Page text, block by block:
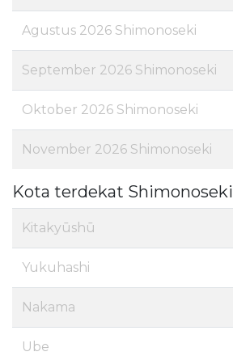
Agustus 2026 Shimonoseki
September 2026 Shimonoseki
Oktober 2026 Shimonoseki
November 2026 Shimonoseki
Kota terdekat Shimonoseki
Kitakyūshū
Yukuhashi
Nakama
Ube